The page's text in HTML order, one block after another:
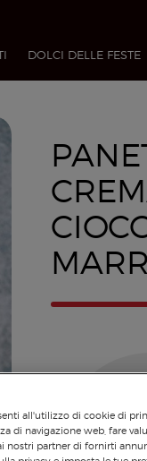
DOLCI DELLE FESTE
all'utilizzo di cookie di
di navigazione web, fare
partner di fornirti